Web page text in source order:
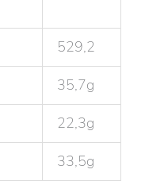
529,2
35,7g
22,3g
33,5g